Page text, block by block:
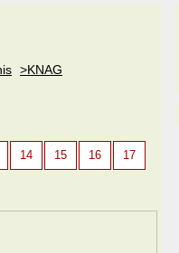
>KNAG
14 15 16 17